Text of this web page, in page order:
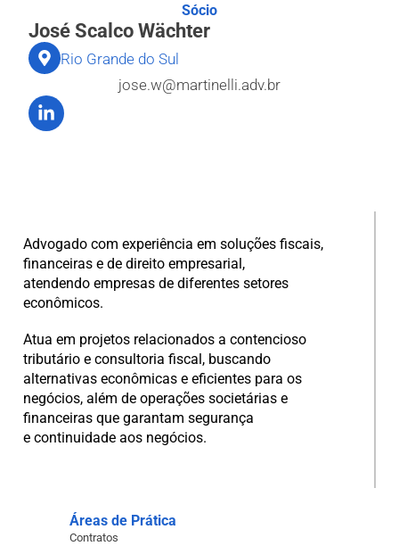
Sócio
José Scalco Wächter
Rio Grande do Sul
jose.w@martinelli.adv.br
Advogado com experiência em soluções fiscais,
financeiras e de direito empresarial,
atendendo empresas de diferentes setores
econômicos.
Atua em projetos relacionados a contencioso
tributário e consultoria fiscal, buscando
alternativas econômicas e eficientes para os
negócios, além de operações societárias e
financeiras que garantam segurança
e continuidade aos negócios.
Áreas de Prática
Contratos